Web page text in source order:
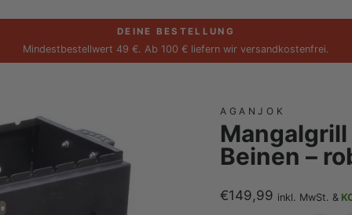
Pause
Diashow
DEINE BESTELLUNG
Mindestbestellwert 49 €. Ab 100 € liefern wir versandkostenfrei.
AGANJOK
Beinen –
€149,99 inkl. MwSt. &